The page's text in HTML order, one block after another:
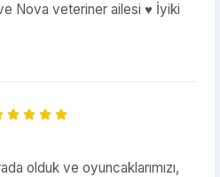
Nova veteriner ailesi ♥️ İyiki
olduk ve oyuncaklarımızı,